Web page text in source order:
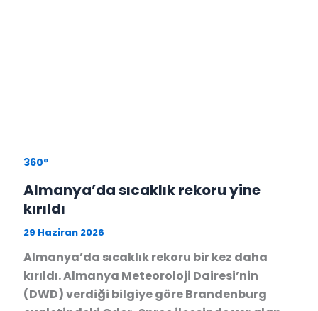
360°
Almanya’da sıcaklık rekoru yine
kırıldı
29 Haziran 2026
Almanya’da sıcaklık rekoru bir kez daha
kırıldı. Almanya Meteoroloji Dairesi’nin
(DWD) verdiği bilgiye göre Brandenburg